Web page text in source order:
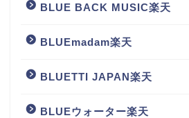
BLUE BACK MUSIC楽天
BLUEmadam楽天
BLUETTI JAPAN楽天
BLUEウォーター楽天